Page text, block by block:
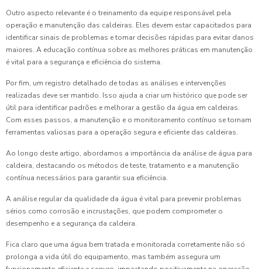
Outro aspecto relevante é o treinamento da equipe responsável pela
operação e manutenção das caldeiras. Eles devem estar capacitados para
identificar sinais de problemas e tomar decisões rápidas para evitar danos
maiores. A educação contínua sobre as melhores práticas em manutenção
é vital para a segurança e eficiência do sistema.
Por fim, um registro detalhado de todas as análises e intervenções
realizadas deve ser mantido. Isso ajuda a criar um histórico que pode ser
útil para identificar padrões e melhorar a gestão da água em caldeiras.
Com esses passos, a manutenção e o monitoramento contínuo se tornam
ferramentas valiosas para a operação segura e eficiente das caldeiras.
Ao longo deste artigo, abordamos a importância da análise de água para
caldeira, destacando os métodos de teste, tratamento e a manutenção
contínua necessários para garantir sua eficiência.
A análise regular da qualidade da água é vital para prevenir problemas
sérios como corrosão e incrustações, que podem comprometer o
desempenho e a segurança da caldeira.
Fica claro que uma água bem tratada e monitorada corretamente não só
prolonga a vida útil do equipamento, mas também assegura um